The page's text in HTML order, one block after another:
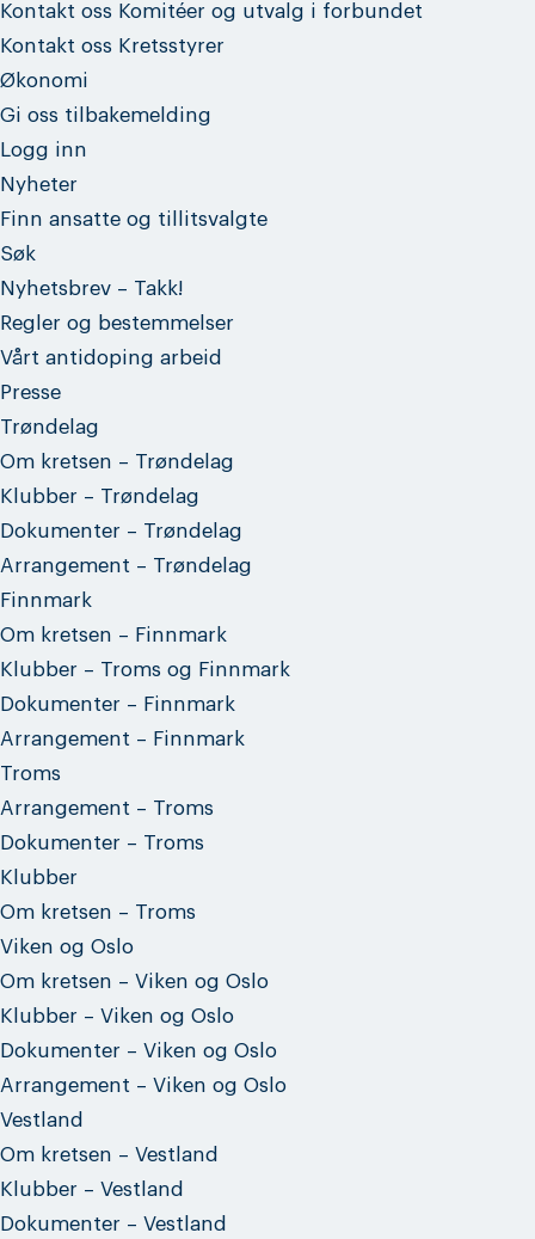
Kontakt oss Komitéer og utvalg i forbundet
Kontakt oss Kretsstyrer
Økonomi
Gi oss tilbakemelding
Logg inn
Nyheter
Finn ansatte og tillitsvalgte
Søk
Nyhetsbrev – Takk!
Regler og bestemmelser
Vårt antidoping arbeid
Presse
Trøndelag
Om kretsen – Trøndelag
Klubber – Trøndelag
Dokumenter – Trøndelag
Arrangement – Trøndelag
Finnmark
Om kretsen – Finnmark
Klubber – Troms og Finnmark
Dokumenter – Finnmark
Arrangement – Finnmark
Troms
Arrangement – Troms
Dokumenter – Troms
Klubber
Om kretsen – Troms
Viken og Oslo
Om kretsen – Viken og Oslo
Klubber – Viken og Oslo
Dokumenter – Viken og Oslo
Arrangement – Viken og Oslo
Vestland
Om kretsen – Vestland
Klubber – Vestland
Dokumenter – Vestland